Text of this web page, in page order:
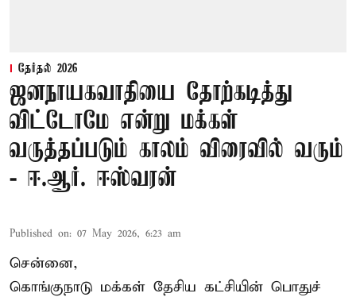
தேர்தல் 2026
ஜனநாயகவாதியை தோற்கடித்து
விட்டோமே என்று மக்கள்
வருத்தப்படும் காலம் விரைவில் வரும்
- ஈ.ஆர். ஈஸ்வரன்
Published on: 07 May 2026, 6:23 am
சென்னை,
கொங்குநாடு மக்கள் தேசிய கட்சியின் பொதுச்